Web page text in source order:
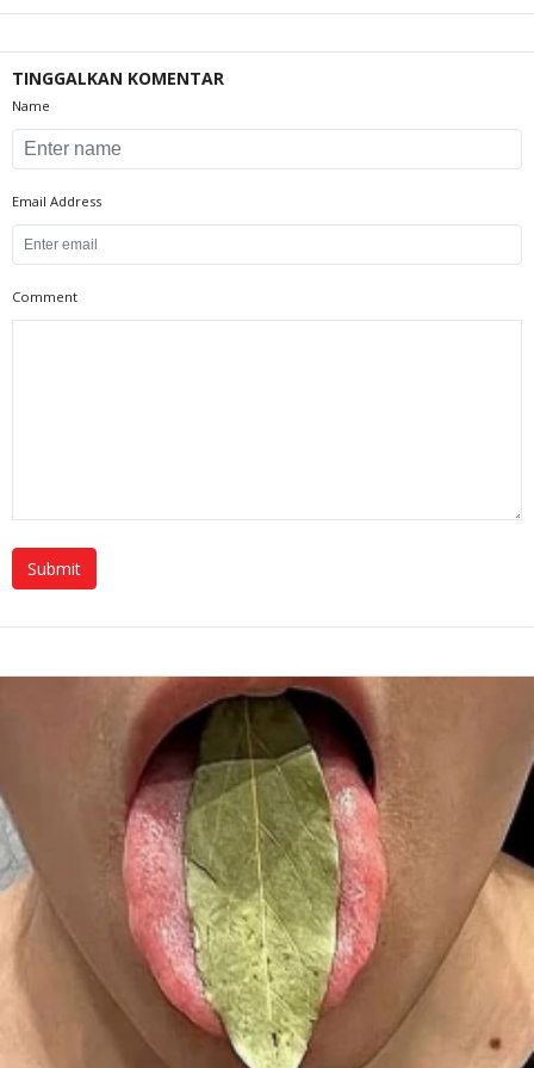
TINGGALKAN KOMENTAR
Name
Email Address
Comment